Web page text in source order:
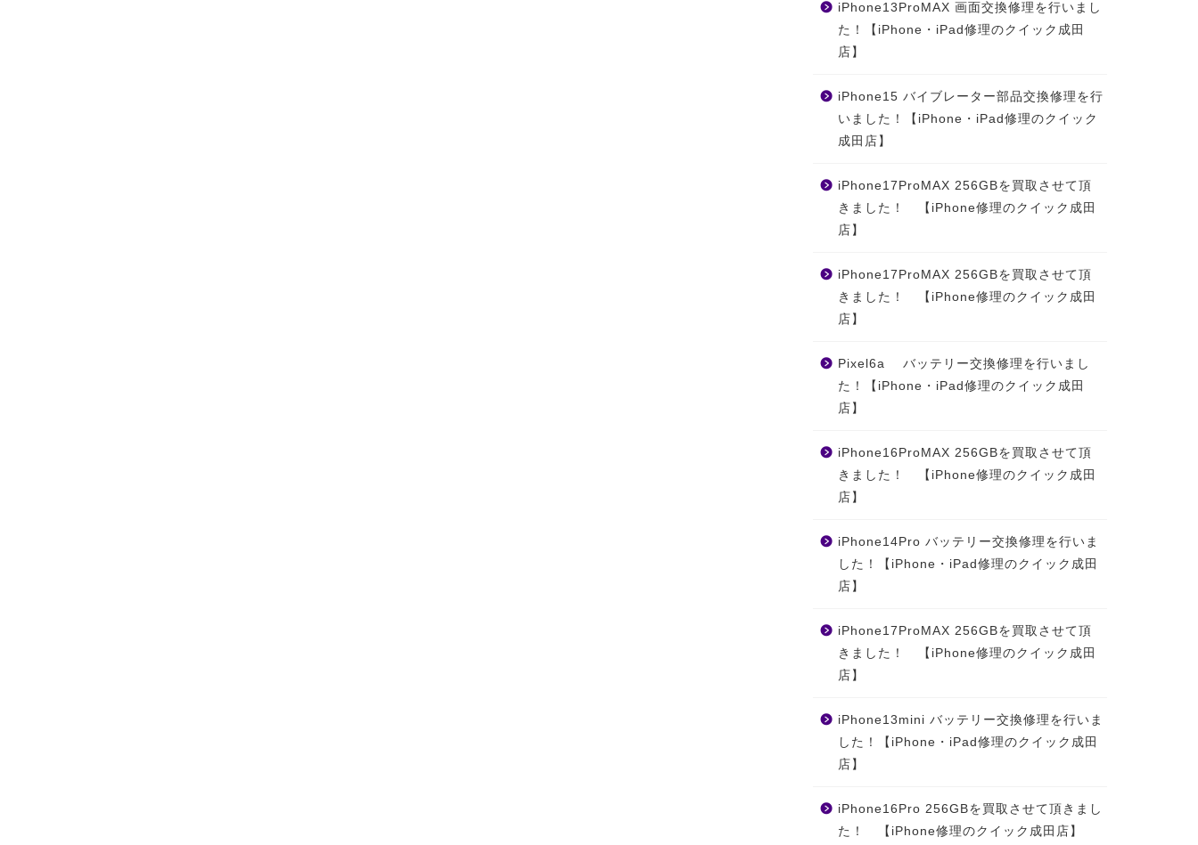
iPhone13ProMAX 画面交換修理を行いまし
た！【iPhone・iPad修理のクイック成田
店】
iPhone15 バイブレーター部品交換修理を行
いました！【iPhone・iPad修理のクイック
成田店】
iPhone17ProMAX 256GBを買取させて頂
きました！ 【iPhone修理のクイック成田
店】
iPhone17ProMAX 256GBを買取させて頂
きました！ 【iPhone修理のクイック成田
店】
Pixel6a バッテリー交換修理を行いまし
た！【iPhone・iPad修理のクイック成田
店】
iPhone16ProMAX 256GBを買取させて頂
きました！ 【iPhone修理のクイック成田
店】
iPhone14Pro バッテリー交換修理を行いま
した！【iPhone・iPad修理のクイック成田
店】
iPhone17ProMAX 256GBを買取させて頂
きました！ 【iPhone修理のクイック成田
店】
iPhone13mini バッテリー交換修理を行いま
した！【iPhone・iPad修理のクイック成田
店】
iPhone16Pro 256GBを買取させて頂きまし
た！ 【iPhone修理のクイック成田店】